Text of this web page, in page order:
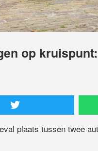
op
plaats tussen twee